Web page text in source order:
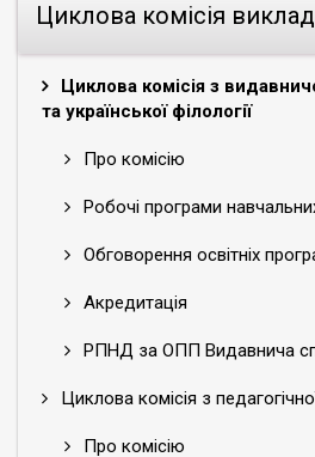
Циклова комісія
Циклова комісія з
та української філології
Про комісію
Робочі програми
Обговорення освітніх
Акредитація
РПНД за ОПП Видавнича
Циклова комісія з
Про комісію